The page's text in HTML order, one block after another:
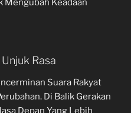
Mengubah Keadaan
Rasa
Suara Rakyat
Di Balik Gerakan
Depan Yang Lebih